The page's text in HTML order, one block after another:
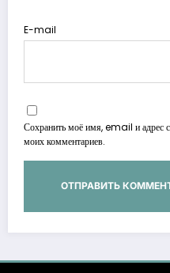
E-mail
Сохранить моё имя, email и адрес
моих комментариев.